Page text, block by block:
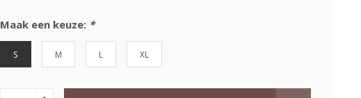
Maak een keuze: *
S M L XL